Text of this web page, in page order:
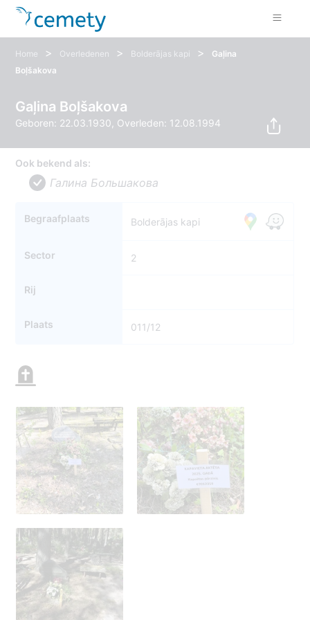
Home > Overledenen > Bolderājas kapi >
Gaļina
Boļšakova
Gaļina Boļšakova
Geboren: 22.03.1930, Overleden: 12.08.1994
Ook bekend als:
Галина Большакова
Begraafplaats Bolderājas kapi
Sector 2
Rij
Plaats 011/12